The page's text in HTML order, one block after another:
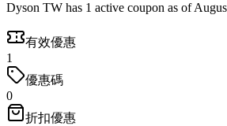
Dyson TW has 1 active coupon as of
有效優惠
1
優惠碼
0
折扣優惠